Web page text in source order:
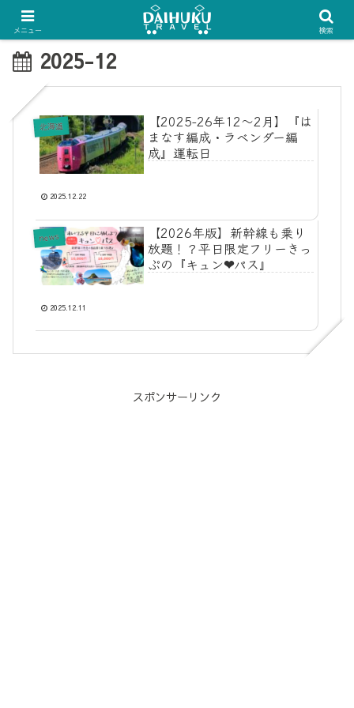
2025-12
北海道
【2025-26年12〜2月】『は
まなす編成・ラベンダー編
成』運転日
2025.12.22
news
【2026年版】新幹線も乗り
放題！？平日限定フリーきっ
ぷの『キュン❤︎パス』
2025.12.11
スポンサーリンク
メニュー 検索